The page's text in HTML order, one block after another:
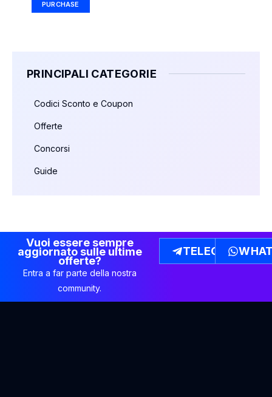
PURCHASE
PRINCIPALI CATEGORIE
Codici Sconto e Coupon
Offerte
Concorsi
Guide
Vuoi essere sempre
aggiornato sulle ultime
offerte?
Entra a far parte della nostra
community.
TELEGRAM